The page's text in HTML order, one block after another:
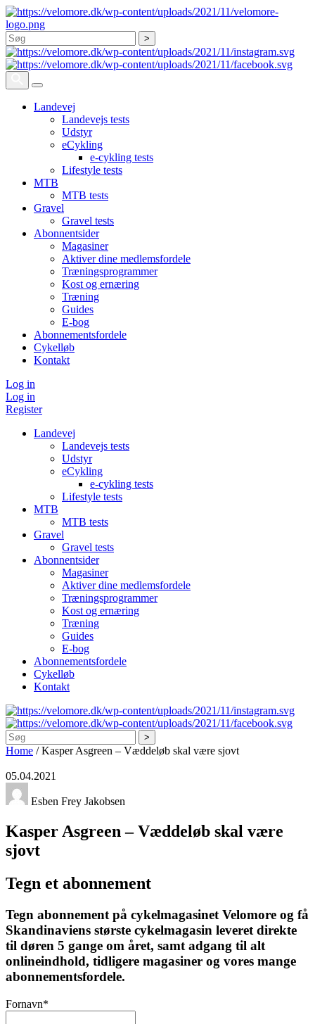
Søg
Landevej
Landevejs tests
Udstyr
eCykling
e-cykling tests
Lifestyle tests
MTB
MTB tests
Gravel
Gravel tests
Abonnentsider
Magasiner
Aktiver dine medlemsfordele
Træningsprogrammer
Kost og ernæring
Træning
Guides
E-bog
Abonnementsfordele
Cykelløb
Kontakt
Log in
Log in
Register
Landevej
Landevejs tests
Udstyr
eCykling
e-cykling tests
Lifestyle tests
MTB
MTB tests
Gravel
Gravel tests
Abonnentsider
Magasiner
Aktiver dine medlemsfordele
Træningsprogrammer
Kost og ernæring
Træning
Guides
E-bog
Abonnementsfordele
Cykelløb
Kontakt
Søg
Home /Kasper Asgreen – Væddeløb skal være sjovt
05.04.2021
Esben Frey Jakobsen
Kasper Asgreen – Væddeløb skal være
sjovt
Tegn et abonnement
Tegn abonnement på cykelmagasinet Velomore og få
Skandinaviens største cykelmagasin leveret direkte
til døren 5 gange om året, samt adgang til alt
onlineindhold, tidligere magasiner og vores mange
abonnementsfordele.
Fornavn*